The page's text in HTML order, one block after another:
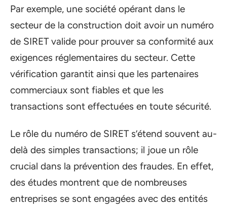
Par exemple, une société opérant dans le
secteur de la construction doit avoir un numéro
de SIRET valide pour prouver sa conformité aux
exigences réglementaires du secteur. Cette
vérification garantit ainsi que les partenaires
commerciaux sont fiables et que les
transactions sont effectuées en toute sécurité.
Le rôle du numéro de SIRET s’étend souvent au-
delà des simples transactions; il joue un rôle
crucial dans la prévention des fraudes. En effet,
des études montrent que de nombreuses
entreprises se sont engagées avec des entités